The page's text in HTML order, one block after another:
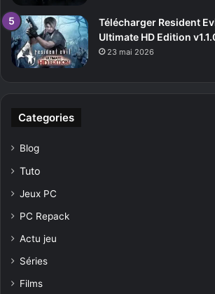
Télécharger Resident
Ultimate HD Edition
23 mai 2026
Categories
Blog
Tuto
Jeux PC
PC Repack
Actu jeu
Séries
Films